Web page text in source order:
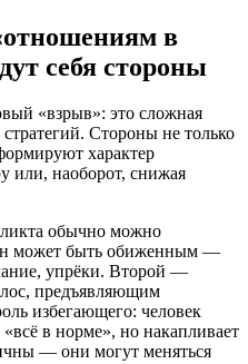
в
себя стороны
«взрыв»: это сложная
Стороны не только
характер
или, наоборот, снижая
обычно можно
может быть обиженным —
упрёки. Второй —
предъявляющим
избегающего: человек
в норме», но накапливает
— они могут меняться